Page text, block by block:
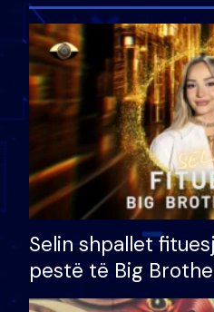
Selin shpallet
pestë të Big
çmimin e madh